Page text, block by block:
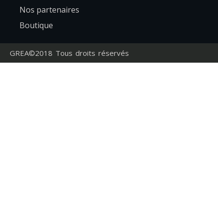
Nos partenaires
Boutique
GREA©2018 Tous droits réservés